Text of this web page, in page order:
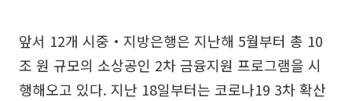
앞서 12개 시중‧지방은행은 지난해 5월부터 총 10
조 원 규모의 소상공인 2차 금융지원 프로그램을 시
행해오고 있다. 지난 18일부터는 코로나19 3차 확산